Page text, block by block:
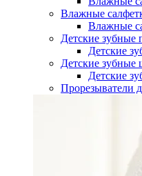
Влажные
Влажные
Детские зубные
Детские
Детские зубные
Детские
Прорезыватели